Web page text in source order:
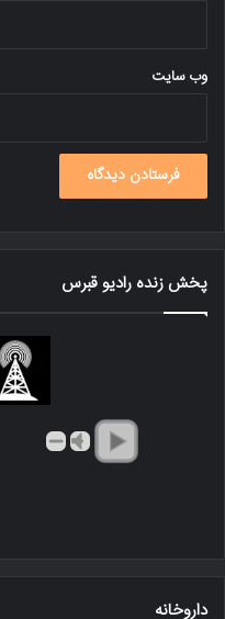
وب‌ سایت
پخش زنده رادیو قبرس
داروخانه